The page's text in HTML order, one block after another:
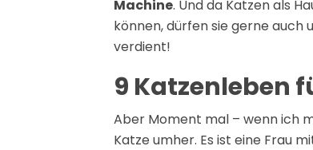
Machine. Und da Katzen als
können, dürfen sie gerne auch
verdient!
9 Katzenleben
Aber Moment mal – wenn ich
Katze umher. Es ist eine Frau